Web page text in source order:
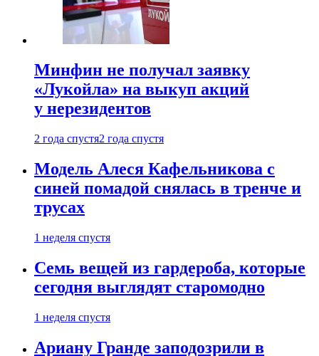
Минфин не получал заявку
«Лукойла» на выкуп акций
у нерезидентов
2 года спустя2 года спустя
Модель Алеся Кафельникова с
синей помадой снялась в тренче и
трусах
1 неделя спустя
Семь вещей из гардероба, которые
сегодня выглядят старомодно
1 неделя спустя
Ариану Гранде заподозрили в